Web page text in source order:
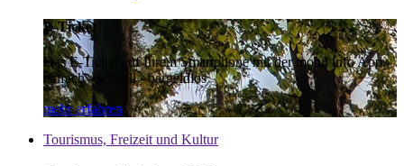
E-Ticket
Das E-Ticket auf Ihrem Smartphone mit der mobil info App -
einfach - schnell - bargeldlos
mehr erfahren
Tourismus, Freizeit und Kultur